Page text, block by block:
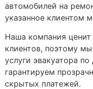
автомобилей на
указанное клиентом
Наша компания
клиентов, поэтому
услуги эвакуатора
гарантируем
скрытых платежей.